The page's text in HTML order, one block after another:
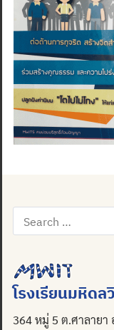
Search
for:
โรงเรียนมหิด
364 หมู่ 5 ต.ศาลาย